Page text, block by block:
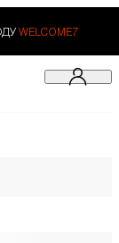
WELCOME7